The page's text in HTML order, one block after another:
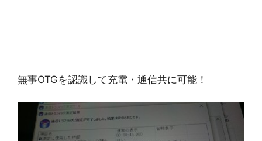
無事OTGを認識して充電・通信共に可能！